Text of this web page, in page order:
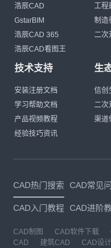
浩辰CAD
GstarBIM
浩辰CAD 365
浩辰CAD看图王
工程
制造
二次
技术支持
安装注册文档
学习帮助文档
产品视频教程
经验技巧资讯
生
信创
二次
渠道
CAD热门搜索 CAD常见
CAD入门教程 CAD进阶
CAD制图 CAD软件下载
CAD
建筑CAD CAD设计